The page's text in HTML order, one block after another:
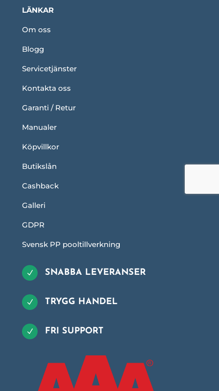
LÄNKAR
Om oss
Blogg
Servicetjänster
Kontakta oss
Garanti / Retur
Manualer
Köpvillkor
Butikslån
Cashback
Galleri
GDPR
Svensk PP pooltillverkning
N SNABBA LEVERANSER
N TRYGG HANDEL
N FRI SUPPORT